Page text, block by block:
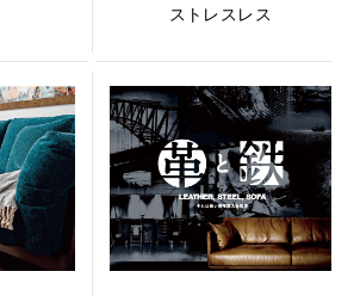
ストレスレス